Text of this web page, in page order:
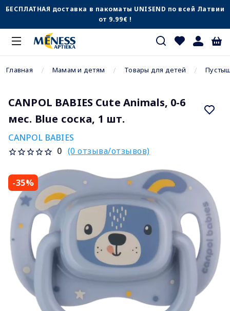
БЕСПЛАТНАЯ доставка в пакоматы UNISEND по всей Латвии
от 9.99€ !
Главная Мамам и детям Товары для детей
CANPOL BABIES Cute Animals, 0-6
мес. Blue соска, 1 шт.
CANPOL BABIES
0 (0 отзыва/отзывов)
-35%